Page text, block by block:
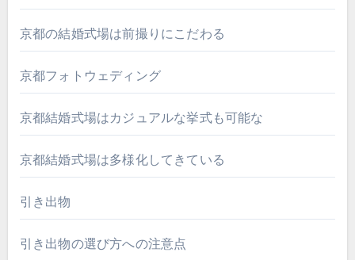
京都の結婚式場は前撮りにこだわる
京都フォトウェディング
京都結婚式場はカジュアルな挙式も可能な
京都結婚式場は多様化してきている
引き出物
引き出物の選び方への注意点